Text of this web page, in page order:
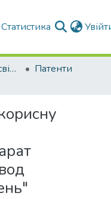
Статистика
Патенти та авторські свідоцтва
Патенти